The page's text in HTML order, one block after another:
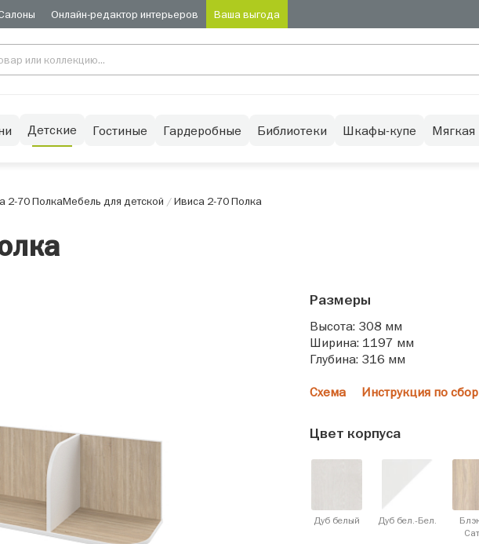
Онлайн-редактор интерьеров Ваша выгода
Детские Гостиные Гардеробные Библиотеки Шкафы-купе Мягкая
2-70 ПолкаМебель для детской /Ивиса 2-70 Полка
Размеры
Высота: 308 мм
Ширина: 1197 мм
Глубина: 316 мм
Схема Инструкция по
Цвет корпуса
Дуб белый Дуб бел.-Бел.